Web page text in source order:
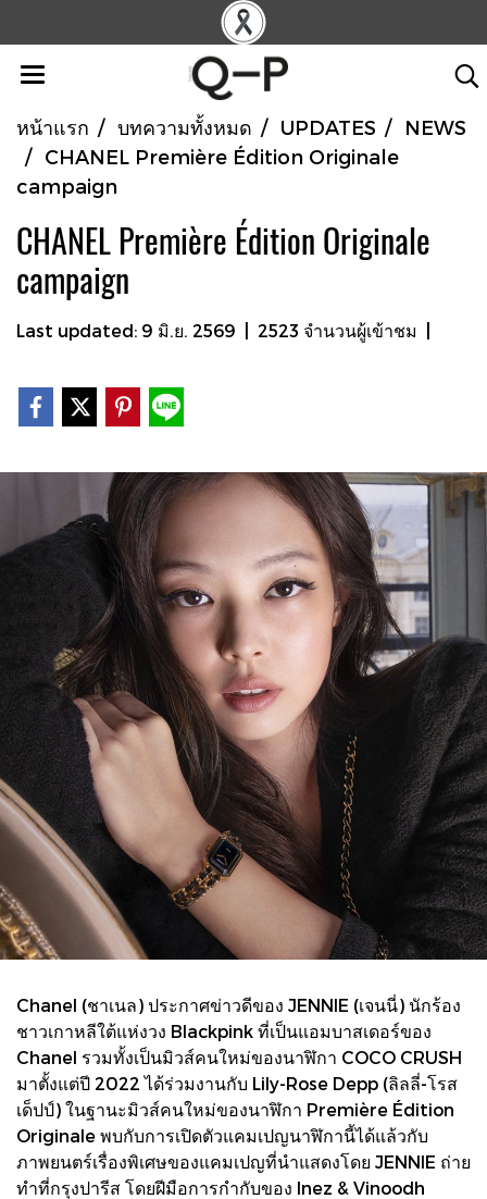
หน้าแรก บทความทั้งหมด UPDATES
NEWS
CHANEL Première Édition Originale
campaign
CHANEL Première Édition Originale
campaign
Last updated: 9 มิ.ย. 2569 2523 จำนวนผู้เข้าชม
Chanel (ชาเนล) ประกาศข่าวดีของ JENNIE (เจนนี่) นักร้อง
ชาวเกาหลีใต้แห่งวง Blackpink ที่เป็นแอมบาสเดอร์ของ
Chanel รวมทั้งเป็นมิวส์คนใหม่ของนาฬิกา COCO CRUSH
มาตั้งแต่ปี 2022 ได้ร่วมงานกับ Lily-Rose Depp (ลิลลี่-โรส
เด็ปป์) ในฐานะมิวส์คนใหม่ของนาฬิกา Première Édition
Originale พบกับการเปิดตัวแคมเปญนาฬิกานี้ได้แล้วกับ
ภาพยนตร์เรื่องพิเศษของแคมเปญที่นำแสดงโดย JENNIE ถ่าย
ทำที่กรุงปารีส โดยฝีมือการกำกับของ Inez & Vinoodh